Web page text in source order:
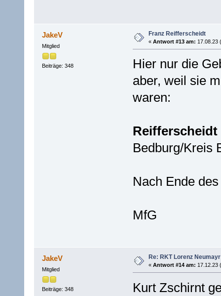
JakeV
Mitglied
Beiträge: 348
Franz Reifferscheidt
« Antwort #13 am: 17.08.23
Hier nur die
aber, weil sie
waren:
Reifferscheidt
Bedburg/Kreis
Nach Ende
MfG
JakeV
Mitglied
Beiträge: 348
Re: RKT Lorenz Neumayr
« Antwort #14 am: 17.12.23
Kurt Zschirnt